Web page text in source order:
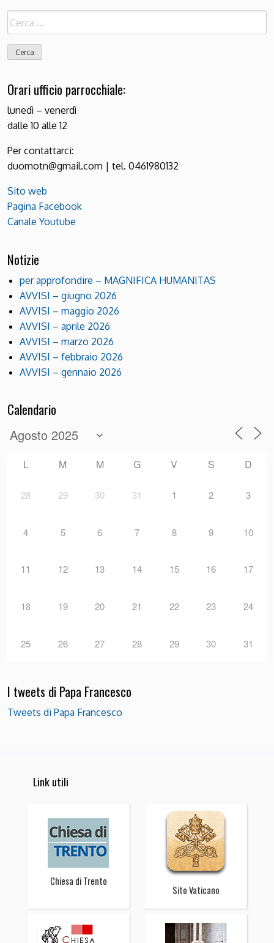
Ricerca
per:
Orari ufficio parrocchiale:
lunedì – venerdì
dalle 10 alle 12
Per contattarci:
duomotn@gmail.com | tel. 0461980132
Sito web
Pagina Facebook
Canale Youtube
Notizie
per approfondire – MAGNIFICA HUMANITAS
AVVISI – giugno 2026
AVVISI – maggio 2026
AVVISI – aprile 2026
AVVISI – marzo 2026
AVVISI – febbraio 2026
AVVISI – gennaio 2026
Calendario
L M M G V S D
28 29 30 31 1 2 3
4 5 6 7 8 9 10
11 12 13 14 15 16 17
18 19 20 21 22 23 24
25 26 27 28 29 30 31
I tweets di Papa Francesco
Tweets di Papa Francesco
Link utili
Chiesa di Trento
Sito Vaticano